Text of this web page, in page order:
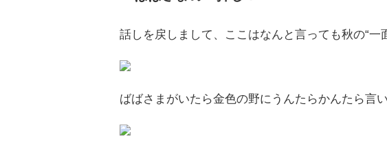
話しを戻しまして、ここはなんと言っても秋の“一
ばばさまがいたら金色の野にうんたらかんたら言